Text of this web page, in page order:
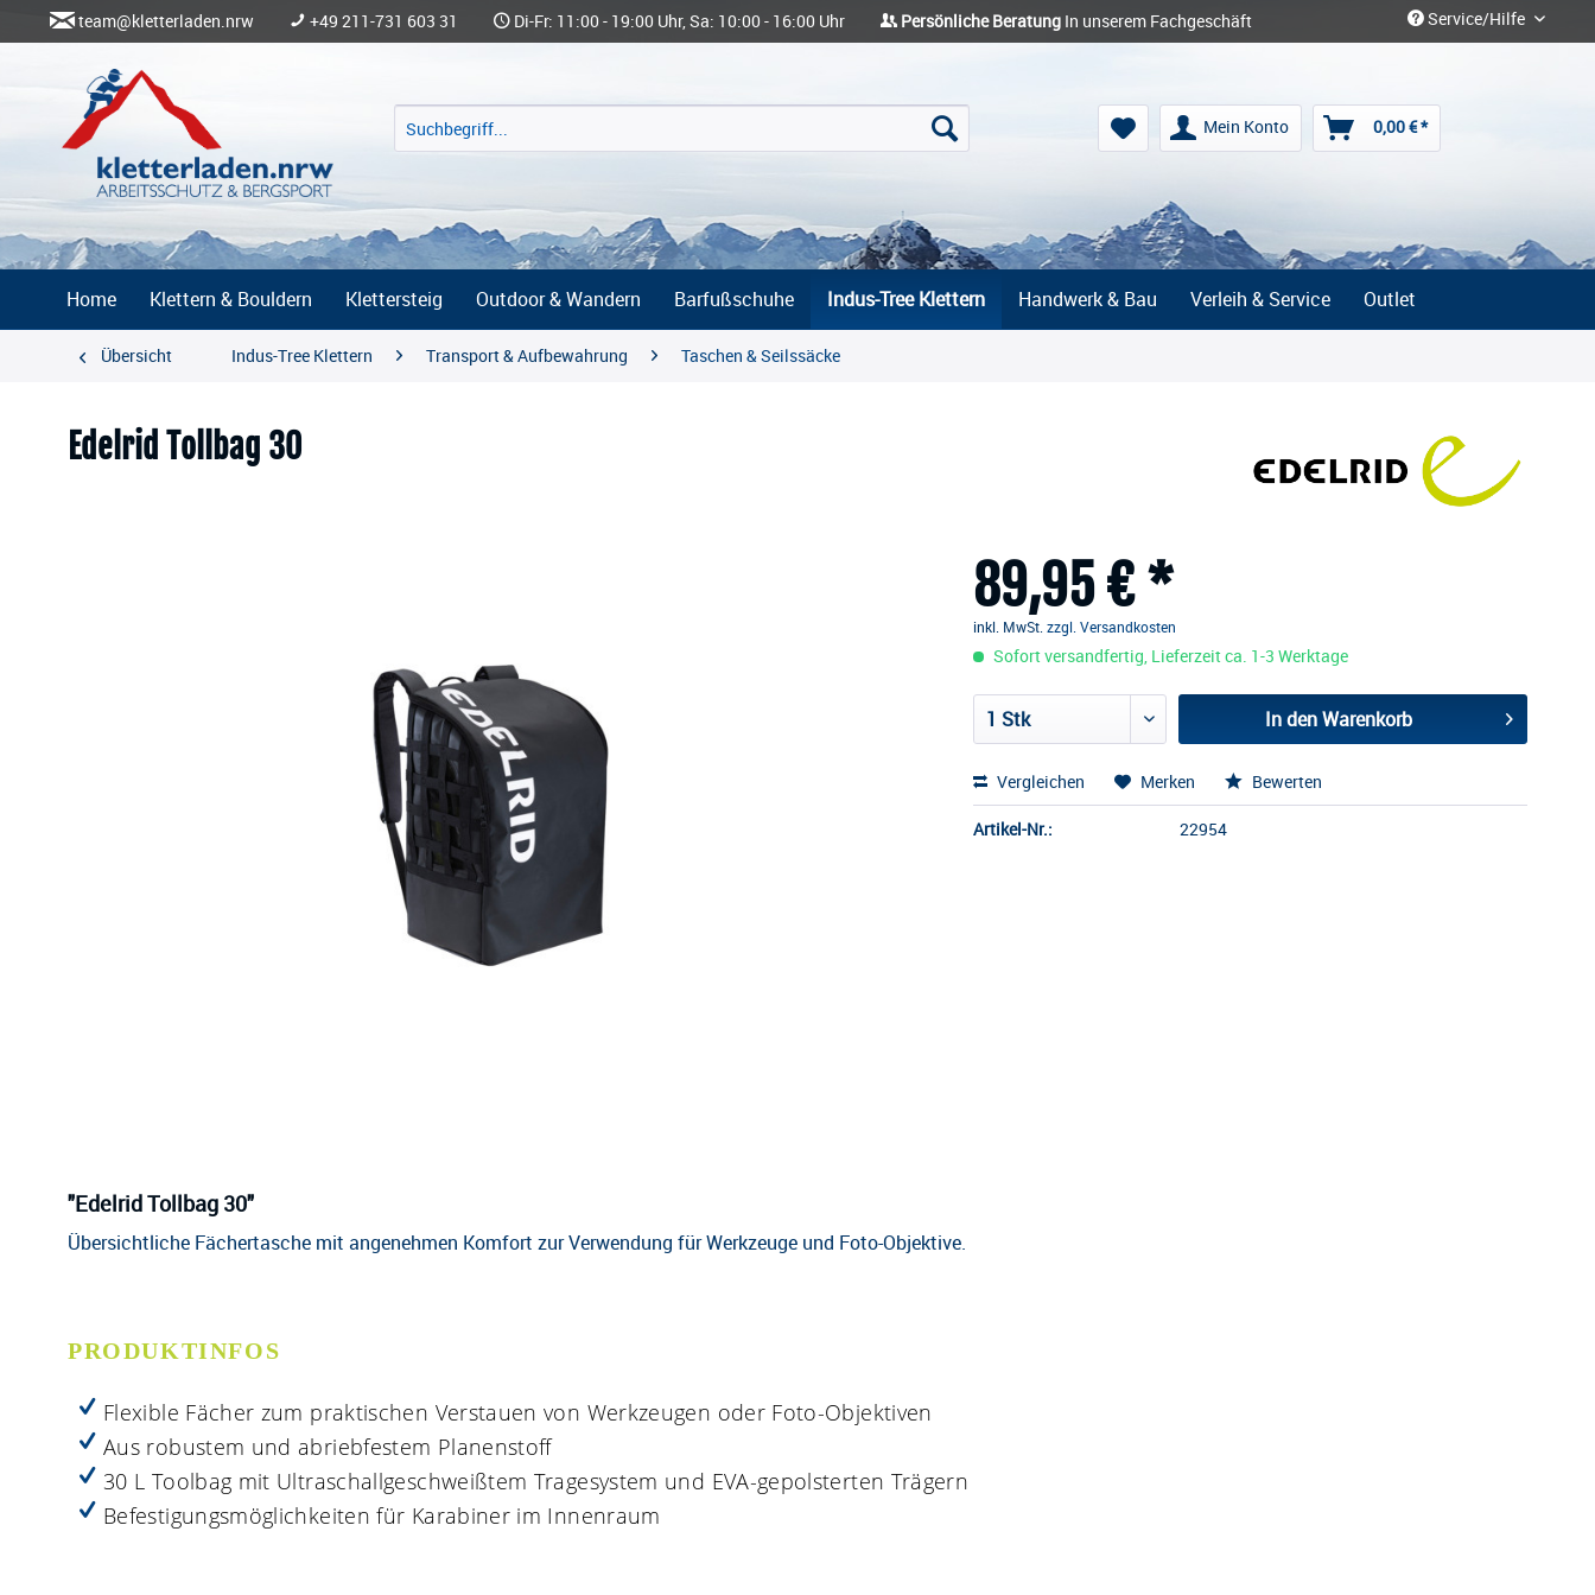
team@kletterladen.nrw +49 211-731 603 31 Di-Fr: 11:00 - 19:00 Uhr, Sa: 10:00 - 16:00 Uhr Persönliche Beratung In unserem Fachgeschäft Service/Hilfe
Mein Konto 0,00 € *
Home Klettern & Bouldern Klettersteig Outdoor & Wandern Barfußschuhe Indus-Tree Klettern Handwerk & Bau Verleih & Service Outlet
Übersicht Indus-Tree Klettern Transport & Aufbewahrung Taschen & Seilssäcke
Edelrid Tollbag 30
89,95 € *
inkl. MwSt. zzgl. Versandkosten
Sofort versandfertig, Lieferzeit ca. 1-3 Werktage
In denWarenkorb
Vergleichen Merken Bewerten
Artikel-Nr.: 22954
"Edelrid Tollbag 30"
Übersichtliche Fächertasche mit angenehmen Komfort zur Verwendung für Werkzeuge und Foto-Objektive.
PRODUKTINFOS
Flexible Fächer zum praktischen Verstauen von Werkzeugen oder Foto-Objektiven
Aus robustem und abriebfestem Planenstoff
30 L Toolbag mit Ultraschallgeschweißtem Tragesystem und EVA-gepolsterten Trägern
Befestigungsmöglichkeiten für Karabiner im Innenraum